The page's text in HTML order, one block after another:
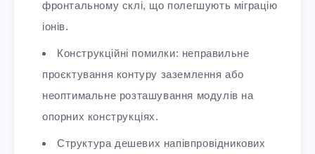
фронтальному склі, що полегшують міграцію
іонів.
Конструкційні помилки: неправильне
проєктування контуру заземлення або
неоптимальне розташування модулів на
опорних конструкціях.
Структура дешевих напівпровідникових